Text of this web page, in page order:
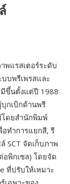
พแรสเตอร์ระดับ
บบพรีเพรสและ
มีขึ้นตั้งแต่ปี 1988
กเบิกด้านพรี
โดยสำนักพิมพ์
ทำการแยกสี, รี
SCT จัดเก็บภาพ
พิกเซล) โดยจัด
ที่ปรับให้เหมาะ